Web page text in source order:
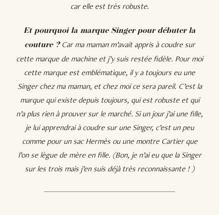
car elle est très robuste.
Et pourquoi la marque Singer pour débuter la
couture ?Car ma maman m’avait appris à coudre sur
cette marque de machine et j’y suis restée fidèle. Pour moi
cette marque est emblématique, il y a toujours eu une
Singer chez ma maman, et chez moi ce sera pareil. C’est la
marque qui existe depuis toujours, qui est robuste et qui
n’a plus rien à prouver sur le marché. Si un jour j’ai une fille,
je lui apprendrai à coudre sur une Singer, c’est un peu
comme pour un sac Hermès ou une montre Cartier que
l’on se lègue de mère en fille. (Bon, je n’ai eu que la Singer
sur les trois mais j’en suis déjà très reconnaissante ! )